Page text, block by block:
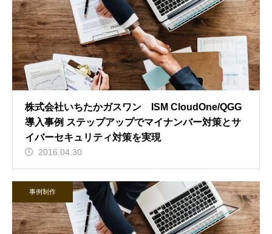
株式会社いちたかガスワン ISM CloudOne/QGG
導入事例 ステップアップでマイナンバー対策とサ
イバーセキュリティ対策を実現
2016.04.30
事例制作